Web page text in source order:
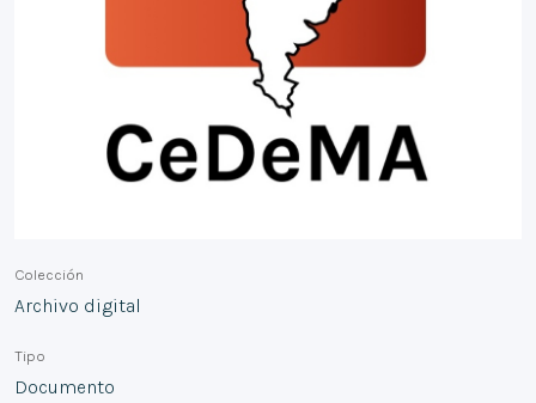
Colección
Archivo digital
Tipo
Documento